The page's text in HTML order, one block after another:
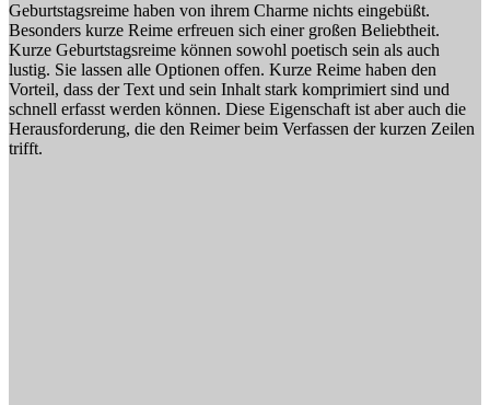
Geburtstagsreime haben von ihrem Charme nichts eingebüßt.
Besonders kurze Reime erfreuen sich einer großen Beliebtheit.
Kurze Geburtstagsreime können sowohl poetisch sein als auch
lustig. Sie lassen alle Optionen offen. Kurze Reime haben den
Vorteil, dass der Text und sein Inhalt stark komprimiert sind und
schnell erfasst werden können. Diese Eigenschaft ist aber auch die
Herausforderung, die den Reimer beim Verfassen der kurzen Zeilen
trifft.